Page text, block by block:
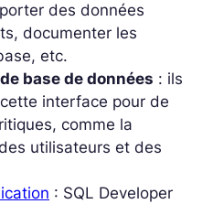
des données
documenter les
etc.
base de données : ils
interface pour de
comme la
utilisateurs et des
: SQL Developer